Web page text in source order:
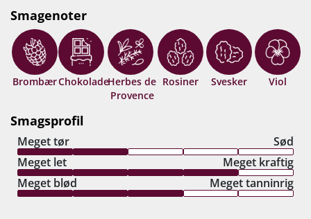
læskende kvaliteter, der gør det svært at sætte
glasset fra sig. Den perfekte value for money til
alle, der elsker stor Primitivo, Amarone og
Ripasso. Drik nu, eller gem 5-8 år fra høståret.
Smagenoter
BrombærChokoladeHerbes de
Provence
Rosiner Svesker Viol
Smagsprofil
Meget tør
Sød
Meget let
Meget kraftig
Meget blød
Meget tanninrig